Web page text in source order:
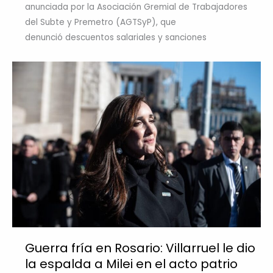
anunciada por la Asociación Gremial de Trabajadores
del Subte y Premetro (AGTSyP), que
denunció descuentos salariales y sanciones
Guerra fría en Rosario: Villarruel le dio
la espalda a Milei en el acto patrio